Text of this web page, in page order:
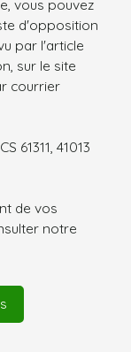
vous pouvez
d'opposition
par l'article
sur le site
courrier
61311, 41013
de vos
notre